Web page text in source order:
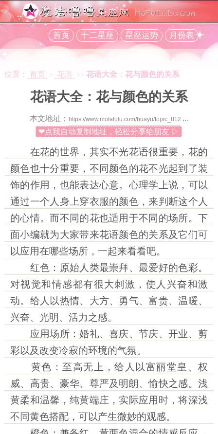
首页 十二星座 星座运势 月份表
位置： 首页 > 花语 >> 花语大全：花与颜色的关系
花语大全：花与颜色的关系
本文地址：
...
❤点我自动复制地址，轻松分享给朋友 ▷
在花的世界，其实不光花语很重要，花的
颜色也十分重要，不同颜色的花不光起到了装
饰的作用，也能表达心意。心理学上说，可以
通过一个人身上穿衣服的颜色，来判断这个人
的心情。而不同的花也适用于不同的场所。下
面小编就为大家带来花语颜色的关系及它们可
以应用在哪些场所，一起来看看吧。
红色：原始人类最崇拜、最爱好的色彩。
对视觉和情感都有很大刺激，使人兴奋和激
动。给人以热情、大方、勇气、富贵、温暖、
兴奋、光明、活力之感。
应用场所：婚礼、喜庆、节庆、开业、剪
彩以及改变冷寂的环境的气氛。
黄色：至高无上，给人以富丽堂皇、权
威、高贵、豪华、尊严及明朗、愉快之感。浅
黄柔和温馨，纯黄端庄，实际应用时，将深浅
不同黄色搭配，可以产生微妙的观感。